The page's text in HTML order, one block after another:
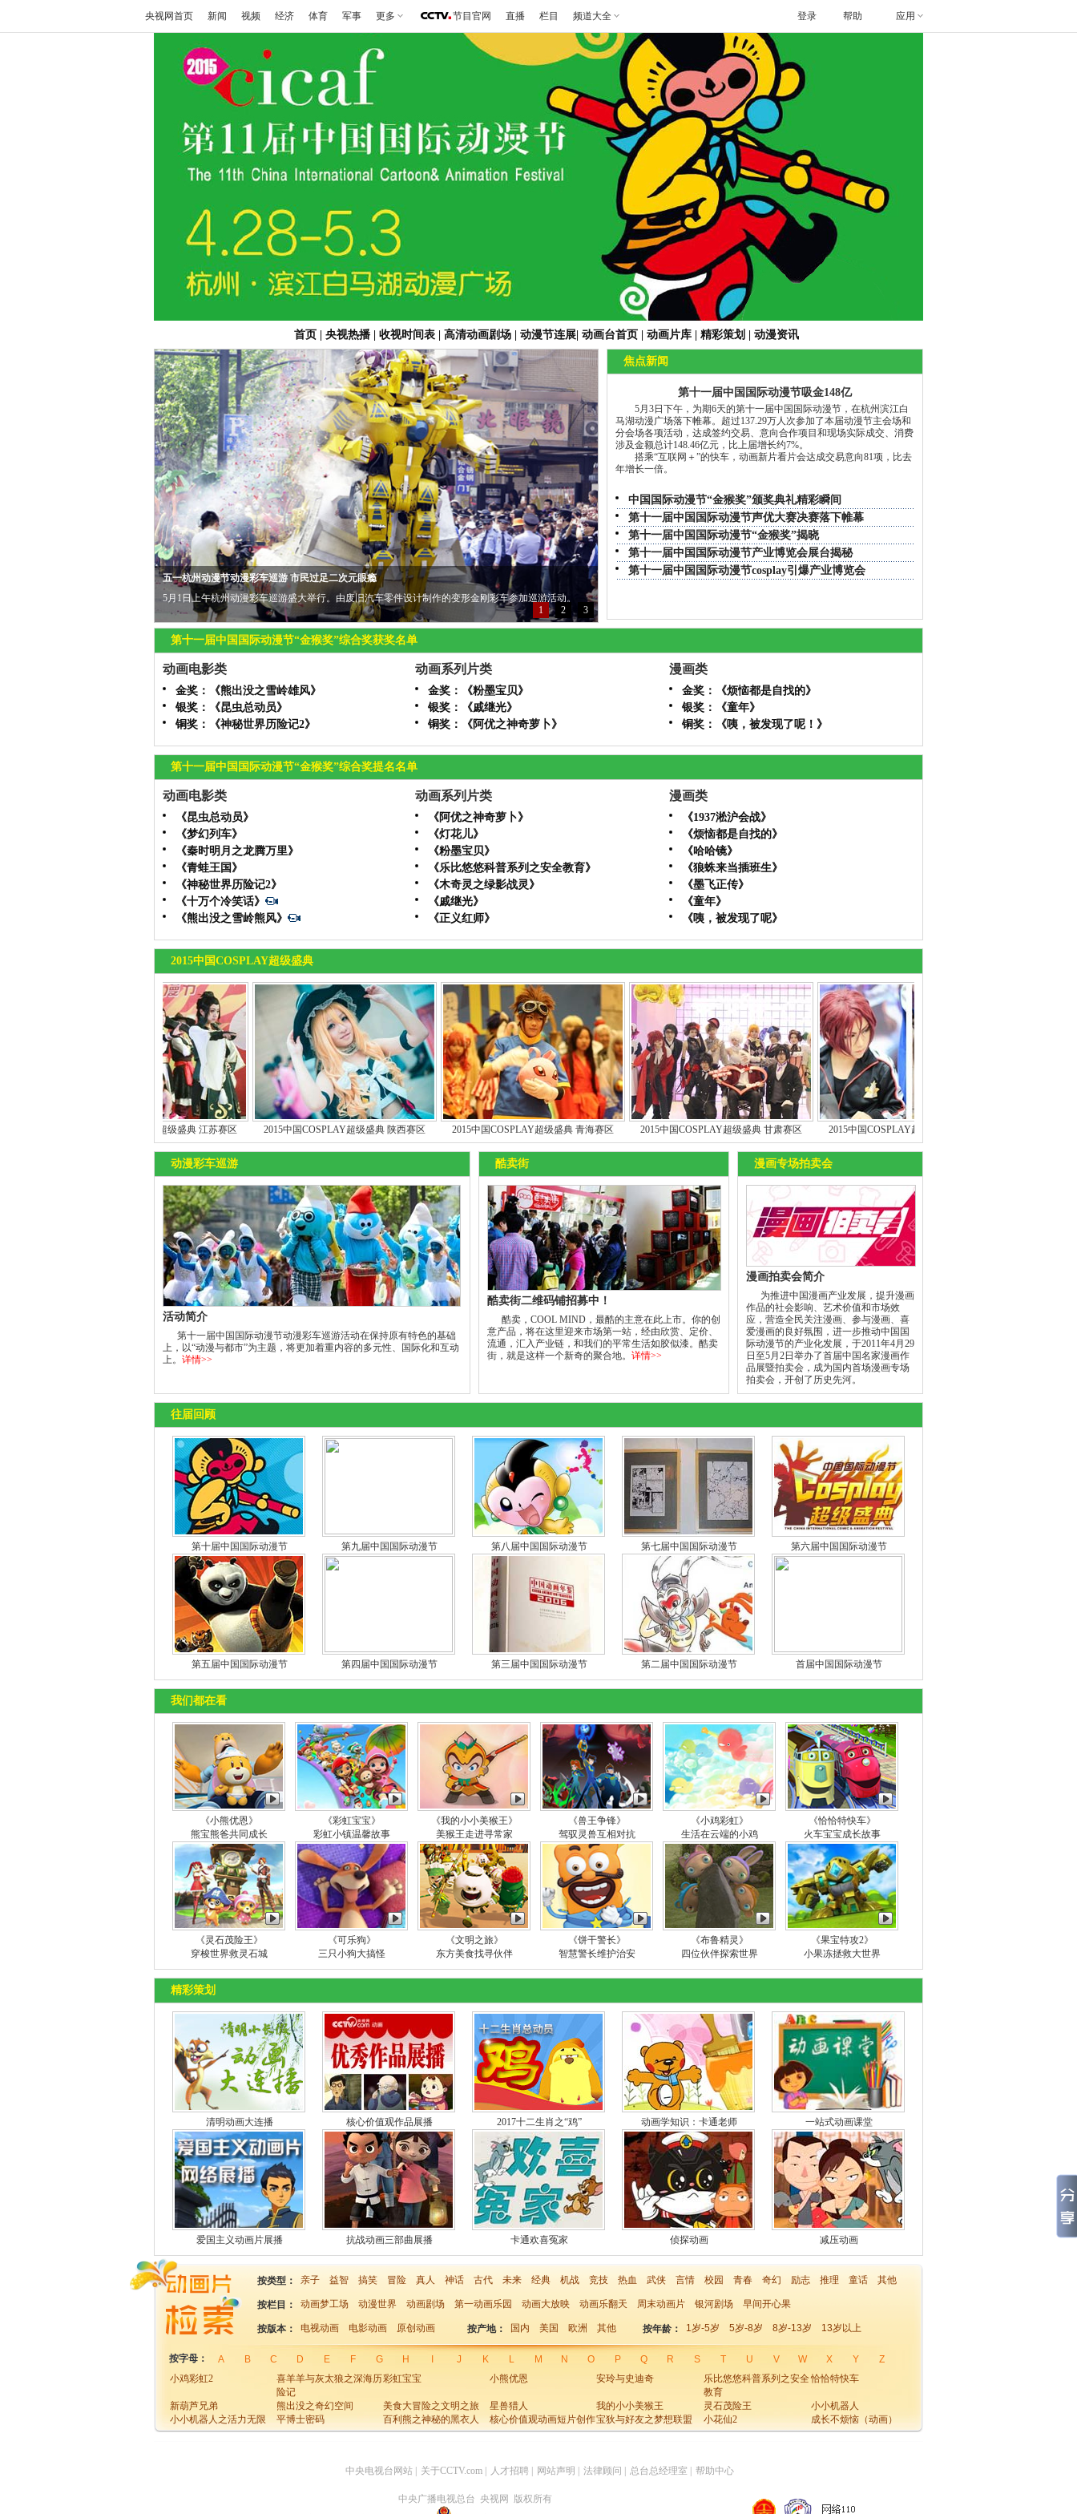
央视网首页 新闻 视频 经济 体育 军事 更多 节目官网 直播 栏目 频道大全 帮助 应用
登录
首页 央视热播 收视时间表 高清动画剧场 动漫节连展 动画台首页 动画片库 精彩策划 动漫资讯
第十一届中国国际动漫节“金猴奖”颁奖典礼精彩瞬间
第十一届中国国际动漫节“金猴奖”颁奖典礼于4月28日晚在杭州大剧院举行。
1
2 3
焦点新闻
第十一届中国国际动漫节吸金148亿
5月3日下午，为期6天的第十一届中国国际动漫节，在杭州滨江白
马湖动漫广场落下帷幕。超过137.29万人次参加了本届动漫节主会场和
分会场各项活动，达成签约交易、意向合作项目和现场实际成交、消费
涉及金额总计148.46亿元，比上届增长约7%。
搭乘“互联网＋”的快车，动画新片看片会达成交易意向81项，比去
年增长一倍。
中国国际动漫节“金猴奖”颁奖典礼精彩瞬间
第十一届中国国际动漫节声优大赛决赛落下帷幕
第十一届中国国际动漫节“金猴奖”揭晓
第十一届中国国际动漫节产业博览会展台揭秘
第十一届中国国际动漫节cosplay引爆产业博览会
第十一届中国国际动漫节“金猴奖”综合奖获奖名单
动画电影类
金奖：《熊出没之雪岭雄风》
银奖：《昆虫总动员》
铜奖：《神秘世界历险记2》
动画系列片类
金奖：《粉墨宝贝》
银奖：《戚继光》
铜奖：《阿优之神奇萝卜》
漫画类
金奖：《烦恼都是自找的》
银奖：《童年》
铜奖：《咦，被发现了呢！》
第十一届中国国际动漫节“金猴奖”综合奖提名名单
动画电影类
《昆虫总动员》
《梦幻列车》
《秦时明月之龙腾万里》
《青蛙王国》
《神秘世界历险记2》
《十万个冷笑话》
《熊出没之雪岭熊风》
动画系列片类
《阿优之神奇萝卜》
《灯花儿》
《粉墨宝贝》
《乐比悠悠科普系列之安全教育》
《木奇灵之绿影战灵》
《戚继光》
《正义红师》
漫画类
《1937淞沪会战》
《烦恼都是自找的》
《哈哈镜》
《狼蛛来当插班生》
《墨飞正传》
《童年》
《咦，被发现了呢》
2015中国COSPLAY超级盛典
2015中国COSPLAY超级盛典 江苏赛区 2015中国COSPLAY超级盛典 陕西赛区 2015中国COSPLAY超级盛典 青海赛区 2015中国COSPLAY超级盛典 甘肃赛区 2015中国COSPLAY超级盛典 广西赛区
动漫彩车巡游
活动简介
第十一届中国国际动漫节动漫彩车巡游活动在保持原有特色的基础
上，以“动漫与都市”为主题，将更加着重内容的多元性、国际化和互动
上。 详情>>
酷卖街
酷卖街二维码铺招募中！
酷卖，COOL MIND，最酷的主意在此上市。你的创
意产品，将在这里迎来市场第一站，经由欣赏、定价、
流通，汇入产业链，和我们的平常生活如胶似漆。酷卖
街，就是这样一个新奇的聚合地。 详情>>
漫画专场拍卖会
漫画拍卖会简介
为推进中国漫画产业发展，提升漫画
作品的社会影响、艺术价值和市场效
应，营造全民关注漫画、参与漫画、喜
爱漫画的良好氛围，进一步推动中国国
际动漫节的产业化发展，于2011年4月29
日至5月2日举办了首届中国名家漫画作
品展暨拍卖会，成为国内首场漫画专场
拍卖会，开创了历史先河。
往届回顾
第十届中国国际动漫节 第九届中国国际动漫节 第八届中国国际动漫节 第七届中国国际动漫节 第六届中国国际动漫节
第五届中国国际动漫节 第四届中国国际动漫节 第三届中国国际动漫节 第二届中国国际动漫节 首届中国国际动漫节
我们都在看
《小熊优恩》
熊宝熊爸共同成长
《彩虹宝宝》
彩虹小镇温馨故事
《我的小小美猴王》
美猴王走进寻常家
《兽王争锋》
驾驭灵兽互相对抗
《小鸡彩虹》
生活在云端的小鸡
《恰恰特快车》
火车宝宝成长故事
《灵石茂险王》
穿梭世界救灵石城
《可乐狗》
三只小狗大搞怪
《文明之旅》
东方美食找寻伙伴
《饼干警长》
智慧警长维护治安
《布鲁精灵》
四位伙伴探索世界
《果宝特攻2》
小果冻拯救大世界
精彩策划
清明动画大连播 核心价值观作品展播 2017十二生肖之“鸡” 动画学知识：卡通老师 一站式动画课堂
爱国主义动画片展播 抗战动画三部曲展播 卡通欢喜冤家 侦探动画 减压动画
按类型： 亲子 益智 搞笑 冒险 真人 神话 古代 未来 经典 机战 竞技 热血 武侠 言情 校园 青春 奇幻 励志 推理 童话 其他
按栏目： 动画梦工场 动漫世界 动画剧场 第一动画乐园 动画大放映 动画乐翻天 周末动画片 银河剧场 早间开心果
按版本： 电视动画 电影动画 原创动画 按产地： 国内 美国 欧洲 其他 按年龄： 1岁-5岁 5岁-8岁 8岁-13岁 13岁以上
按字母： A B C D E F G H J K L M N O P Q R S T U V W X Y
Z
小鸡彩虹2
喜羊羊与灰太狼之深海历
险记
彩虹宝宝 小熊优恩 安玲与史迪奇
乐比悠悠科普系列之安全
教育
恰恰特快车
新葫芦兄弟 熊出没之奇幻空间 美食大冒险之文明之旅 星兽猎人 我的小小美猴王 灵石茂险王
小小机器人
小小机器人之活力无限
平博士密码 百利熊之神秘的黑衣人
核心价值观动画短片创作
大赛优秀作品
宝狄与好友之梦想联盟 小花仙2 成长不烦恼（动画）
中央电视台网站 关于CCTV.com 人才招聘 网站声明 法律顾问 总台总经理室 帮助中心
中央广播电视总台 央视网 版权所有